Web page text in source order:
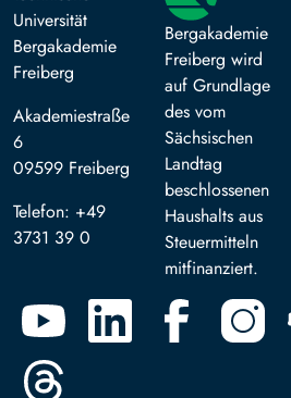
Universität
Bergakademie
Freiberg
Akademiestraße
6
09599 Freiberg
Telefon: +49
3731 39 0
Bergakademie
Freiberg wird
auf Grundlage
des vom
Sächsischen
Landtag
beschlossenen
Haushalts aus
Steuermitteln
mitfinanziert.